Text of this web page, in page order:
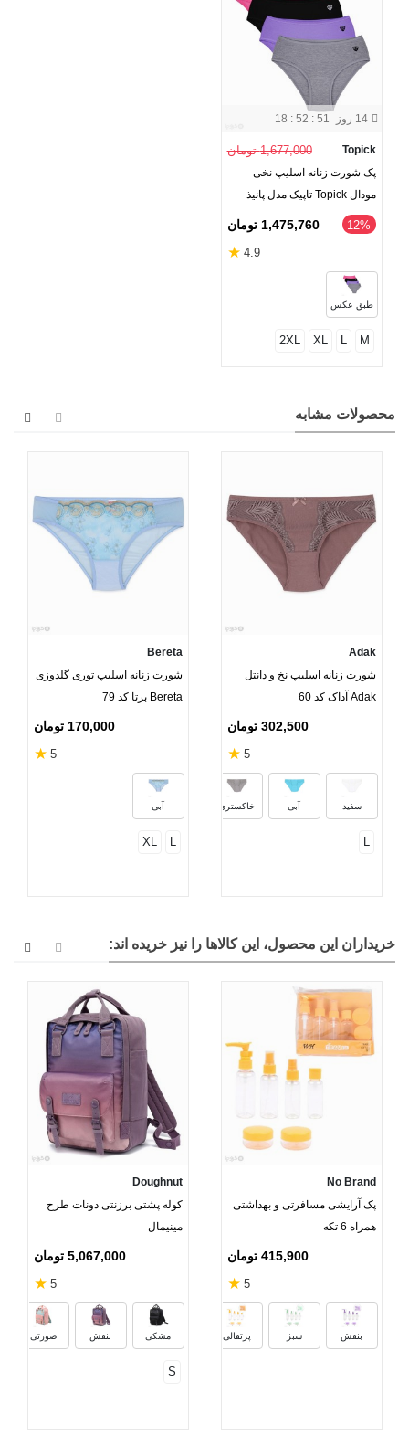
14 روز 18 : 52 : 51
Topick 1,677,000 تومان
پک شورت زنانه اسلیپ نخی
مودال Topick تاپیک مدل پانیذ -
بسته 4 عددی
‎12% 1,475,760 تومان
4.9
★
طبق عکس
M
L
XL
2XL
محصولات مشابه
Adak
شورت زنانه اسلیپ نخ و دانتل
Adak آداک کد 60
302,500 تومان
5
★
سفید آبی خاکستری
L
Bereta
شورت زنانه اسلیپ توری گلدوزی
Bereta برتا کد 79
170,000 تومان
5
★
آبی
L
XL
خریداران این محصول، این کالاها را نیز خریده اند:
No Brand
پک آرایشی مسافرتی و بهداشتی
همراه 6 تکه
415,900 تومان
5
★
بنفش سبز پرتقالی
Doughnut
کوله پشتی برزنتی دونات طرح
مینیمال
5,067,000 تومان
5
★
مشکی بنفش صورتی
S